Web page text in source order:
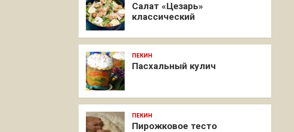
Салат «Цезарь»
классический
ПЕКИН
Пасхальный кулич
ПЕКИН
Пирожковое тесто